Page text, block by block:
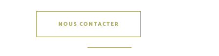
NOUS CONTACTER